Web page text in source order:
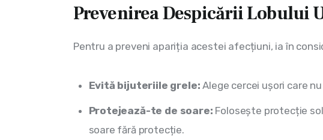
Prevenirea Despicării Lobului
Pentru a preveni apariția acestei afecțiuni, ia în
Evită bijuteriile grele: Alege cercei ușori care
Protejează-te de soare: Folosește protecție
soare fără protecție.